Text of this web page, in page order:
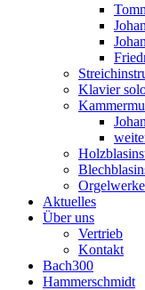
Klavier
Orgelwerke
Aktuelles
Über uns
Vertrieb
Kontakt
Bach300
Hammerschmidt